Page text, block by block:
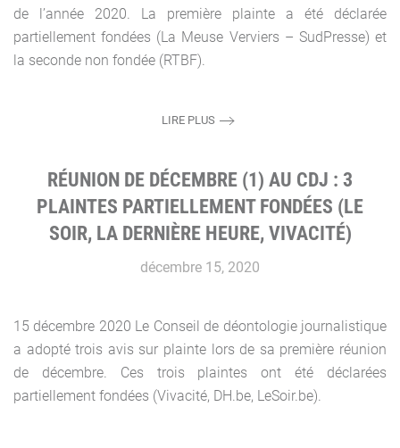
de l’année 2020. La première plainte a été déclarée
partiellement fondées (La Meuse Verviers – SudPresse) et
la seconde non fondée (RTBF).
LIRE PLUS
RÉUNION DE DÉCEMBRE (1) AU CDJ : 3
PLAINTES PARTIELLEMENT FONDÉES (LE
SOIR, LA DERNIÈRE HEURE, VIVACITÉ)
décembre 15, 2020
15 décembre 2020 Le Conseil de déontologie journalistique
a adopté trois avis sur plainte lors de sa première réunion
de décembre. Ces trois plaintes ont été déclarées
partiellement fondées (Vivacité, DH.be, LeSoir.be).